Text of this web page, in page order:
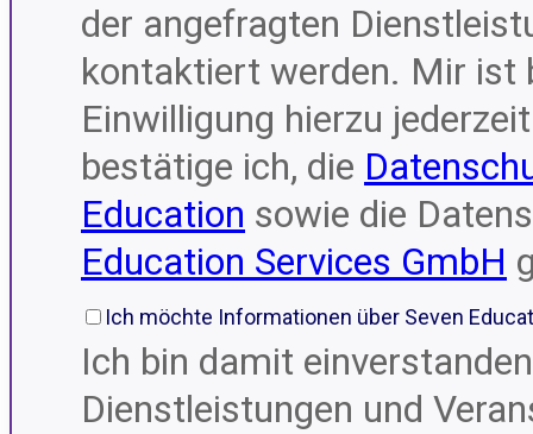
der angefragten
kontaktiert werden. Mir ist
Einwilligung hierzu
bestätige ich, die
Education sowie die
Education Services GmbH
Ich möchte Informationen über Seven
Ich bin damit
Dienstleistungen und